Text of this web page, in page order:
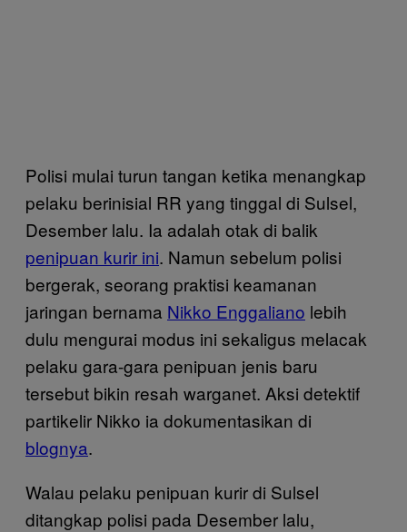
Polisi mulai turun tangan ketika menangkap
pelaku berinisial RR yang tinggal di Sulsel,
Desember lalu. Ia adalah otak di balik
penipuan kurir ini. Namun sebelum polisi
bergerak, seorang praktisi keamanan
jaringan bernama Nikko Enggaliano lebih
dulu mengurai modus ini sekaligus melacak
pelaku gara-gara penipuan jenis baru
tersebut bikin resah warganet. Aksi detektif
partikelir Nikko ia dokumentasikan di
blognya.
Walau pelaku penipuan kurir di Sulsel
ditangkap polisi pada Desember lalu,